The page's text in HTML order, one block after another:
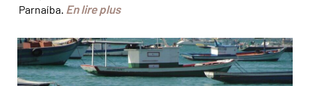
Parnaíba. En lire plus
Búzios a perpétué une tradition de la pêche ©
kadufernandiz